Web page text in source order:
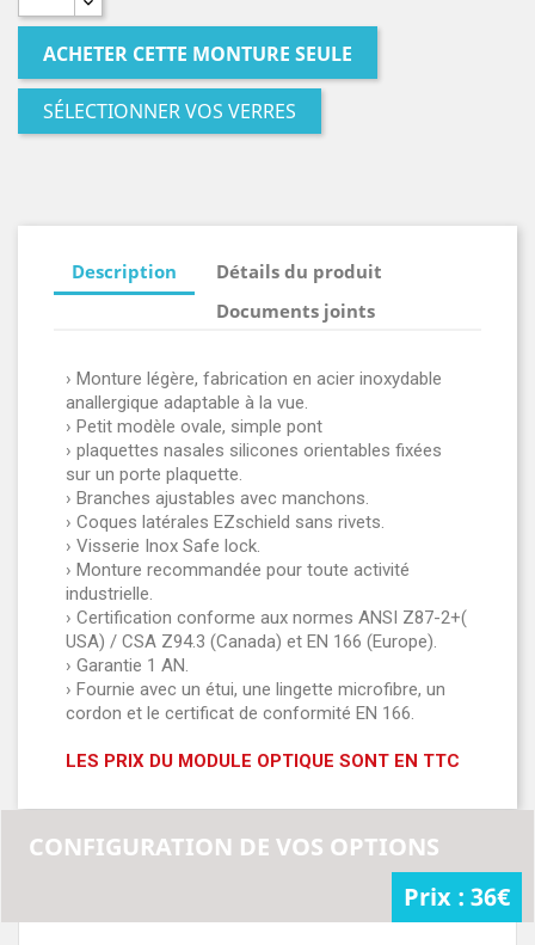
ACHETER CETTE MONTURE SEULE
SÉLECTIONNER VOS VERRES
Description
Détails du produit
Documents joints
› Monture légère, fabrication en acier inoxydable
anallergique adaptable à la vue.
› Petit modèle ovale, simple pont
› plaquettes nasales silicones orientables fixées
sur un porte plaquette.
› Branches ajustables avec manchons.
› Coques latérales EZschield sans rivets.
› Visserie Inox Safe lock.
› Monture recommandée pour toute activité
industrielle.
› Certification conforme aux normes ANSI Z87-2+(
USA) / CSA Z94.3 (Canada) et EN 166 (Europe).
› Garantie 1 AN.
› Fournie avec un étui, une lingette microfibre, un
cordon et le certificat de conformité EN 166.
LES PRIX DU MODULE OPTIQUE SONT EN TTC
CONFIGURATION DE VOS OPTIONS
Prix : 36€